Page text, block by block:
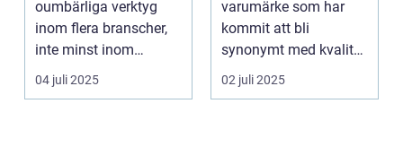
oumbärliga verktyg
inom flera branscher,
inte minst inom
skogsindustrin och ...
04 juli 2025
varumärke som har
kommit att bli
synonymt med kvalitet
och tradition i...
02 juli 2025